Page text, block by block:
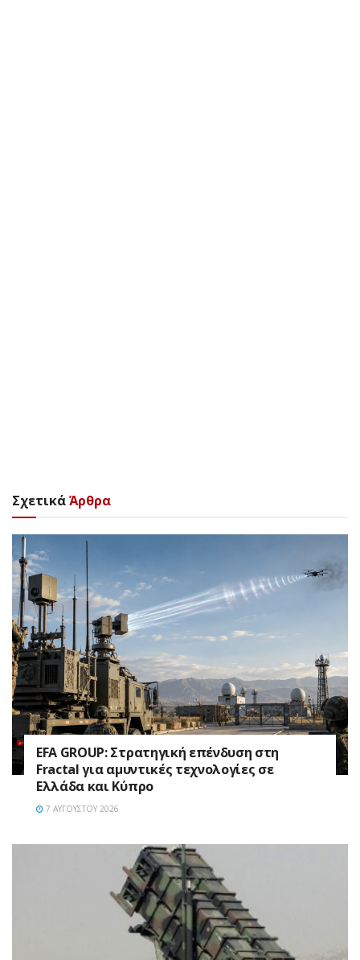
ΣχετικάΆρθρα
EFA GROUP: Στρατηγική επένδυση στη
Fractal για αμυντικές τεχνολογίες σε
Ελλάδα και Κύπρο
7 ΑΥΓΟΎΣΤΟΥ 2026